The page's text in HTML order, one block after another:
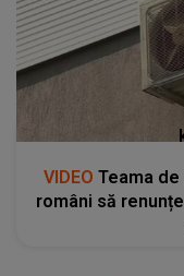
VIDEO Teama
români să